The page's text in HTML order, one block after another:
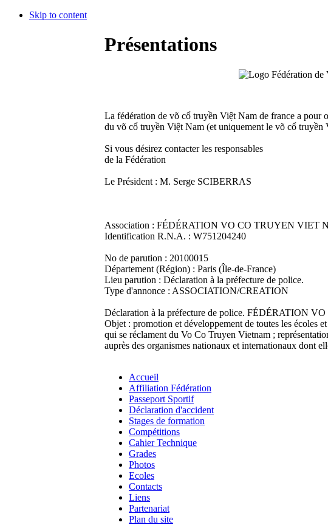
Skip to content
Présentations
La fédération de võ cổ truyền Việt Nam de france a pour
du võ cổ truyền Việt Nam (et uniquement le võ cổ truyền
Si vous désirez contacter les responsables
de la Fédération
Le Président : M. Serge SCIBERRAS
Association : FÉDÉRATION VO CO TRUYEN VIET
Identification R.N.A. : W751204240
No de parution : 20100015
Département (Région) : Paris (Île-de-France)
Lieu parution : Déclaration à la préfecture de police.
Type d'annonce : ASSOCIATION/CREATION
Déclaration à la préfecture de police. FÉDÉRATION
Objet : promotion et développement de toutes les écoles
qui se réclament du Vo Co Truyen Vietnam ;
auprès des organismes nationaux et internationaux dont
Accueil
Affiliation Fédération
Passeport Sportif
Déclaration d'accident
Stages de formation
Compétitions
Cahier Technique
Grades
Photos
Ecoles
Contacts
Liens
Partenariat
Plan du site